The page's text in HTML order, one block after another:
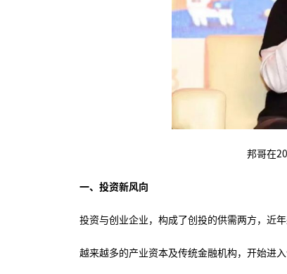
邦哥在
一、投资新风向
投资与创业企业，构成了创投的供需两方，近
越来越多的产业资本及传统金融机构，开始进入